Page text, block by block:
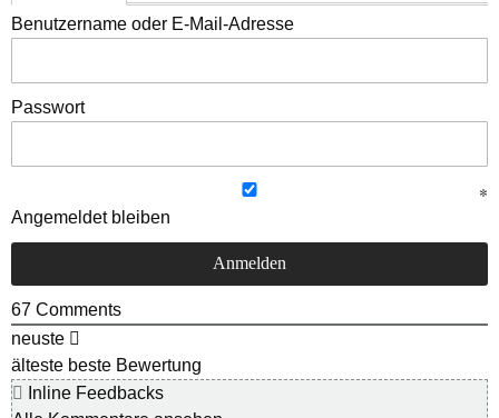
Benutzername oder E-Mail-Adresse
Passwort
Angemeldet bleiben
67 Comments
neuste
älteste beste Bewertung
Inline Feedbacks